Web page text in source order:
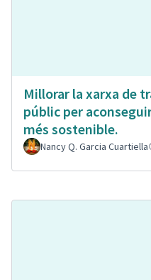
Millorar la xarxa de
públic per
més sostenible.
Nancy Q. Garcia Cuartiella